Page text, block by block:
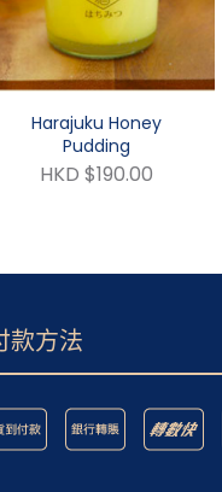
Harajuku Honey
Pudding
HKD $190.00
款方法